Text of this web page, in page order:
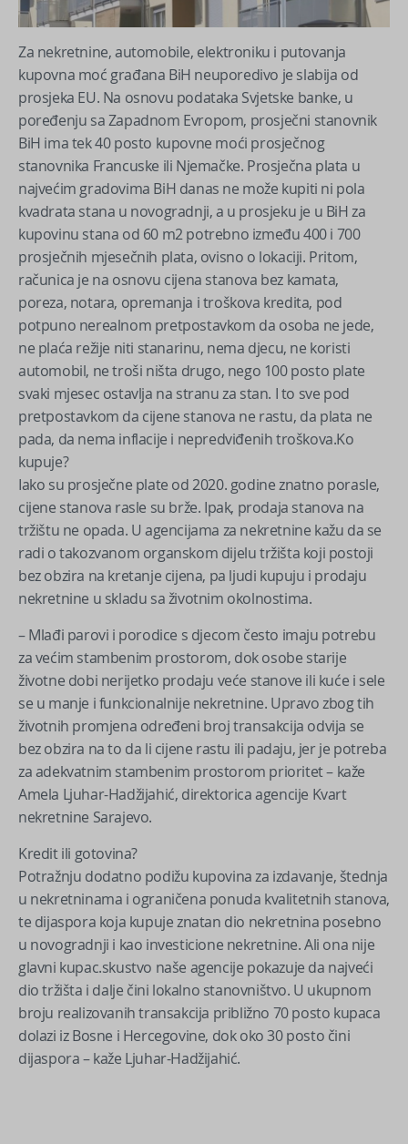
Za nekretnine, automobile, elektroniku i putovanja
kupovna moć građana BiH neuporedivo je slabija od
prosjeka EU. Na osnovu podataka Svjetske banke, u
poređenju sa Zapadnom Evropom, prosječni stanovnik
BiH ima tek 40 posto kupovne moći prosječnog
stanovnika Francuske ili Njemačke. Prosječna plata u
najvećim gradovima BiH danas ne može kupiti ni pola
kvadrata stana u novogradnji, a u prosjeku je u BiH za
kupovinu stana od 60 m2 potrebno između 400 i 700
prosječnih mjesečnih plata, ovisno o lokaciji. Pritom,
računica je na osnovu cijena stanova bez kamata,
poreza, notara, opremanja i troškova kredita, pod
potpuno nerealnom pretpostavkom da osoba ne jede,
ne plaća režije niti stanarinu, nema djecu, ne koristi
automobil, ne troši ništa drugo, nego 100 posto plate
svaki mjesec ostavlja na stranu za stan. I to sve pod
pretpostavkom da cijene stanova ne rastu, da plata ne
pada, da nema inflacije i nepredviđenih troškova.Ko
kupuje?
Iako su prosječne plate od 2020. godine znatno porasle,
cijene stanova rasle su brže. Ipak, prodaja stanova na
tržištu ne opada. U agencijama za nekretnine kažu da se
radi o takozvanom organskom dijelu tržišta koji postoji
bez obzira na kretanje cijena, pa ljudi kupuju i prodaju
nekretnine u skladu sa životnim okolnostima.
– Mlađi parovi i porodice s djecom često imaju potrebu
za većim stambenim prostorom, dok osobe starije
životne dobi nerijetko prodaju veće stanove ili kuće i sele
se u manje i funkcionalnije nekretnine. Upravo zbog tih
životnih promjena određeni broj transakcija odvija se
bez obzira na to da li cijene rastu ili padaju, jer je potreba
za adekvatnim stambenim prostorom prioritet – kaže
Amela Ljuhar-Hadžijahić, direktorica agencije Kvart
nekretnine Sarajevo.
Kredit ili gotovina?
Potražnju dodatno podižu kupovina za izdavanje, štednja
u nekretninama i ograničena ponuda kvalitetnih stanova,
te dijaspora koja kupuje znatan dio nekretnina posebno
u novogradnji i kao investicione nekretnine. Ali ona nije
glavni kupac.skustvo naše agencije pokazuje da najveći
dio tržišta i dalje čini lokalno stanovništvo. U ukupnom
broju realizovanih transakcija približno 70 posto kupaca
dolazi iz Bosne i Hercegovine, dok oko 30 posto čini
dijaspora – kaže Ljuhar-Hadžijahić.